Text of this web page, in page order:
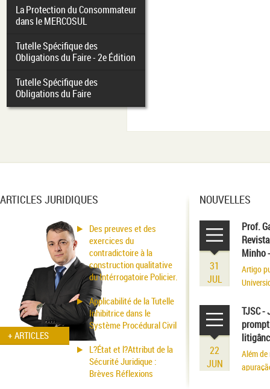
La Protection du Consommateur
dans le MERCOSUL
Tutelle Spécifique des
Obligations du Faire - 2e Édition
Tutelle Spécifique des
Obligations du Faire
ARTICLES JURIDIQUES
+ ARTICLES
Des preuves et des
exercices du
contradictoire à la
construction qualitative
du Intérrogatoire Policier.
Applicabilité de la Tutelle
Inhibitrice dans le
Système Procédural Civil
L?État et l?Attribut de la
Sécurité Juridique :
Brèves Réflexions
NOUVELLES
31
JUL
Prof.
Minho
Artigo
22
JUN
TJSC -
Além